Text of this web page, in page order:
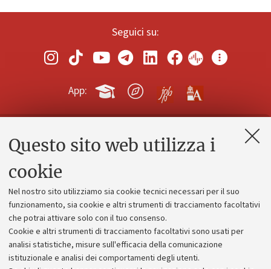
Questo sito web utilizza i
cookie
Nel nostro sito utilizziamo sia cookie tecnici necessari per il suo
funzionamento, sia cookie e altri strumenti di tracciamento facoltativi
che potrai attivare solo con il tuo consenso.
Cookie e altri strumenti di tracciamento facoltativi sono usati per
analisi statistiche, misure sull'efficacia della comunicazione
istituzionale e analisi dei comportamenti degli utenti.
Seguici su:
App:
Contatti e PEC
Alumni community
Piano strategico
Bilanci
Donazioni e 5x1000